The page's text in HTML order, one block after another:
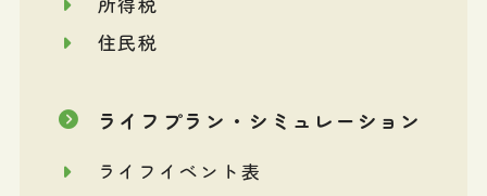
住民税
ライフプラン・シミュレーション
ライフイベント表